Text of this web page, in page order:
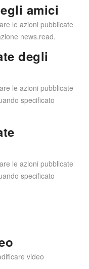
amici
le azioni pubblicate
news.read.
degli
le azioni pubblicate
specificato
le azioni pubblicate
specificato
video